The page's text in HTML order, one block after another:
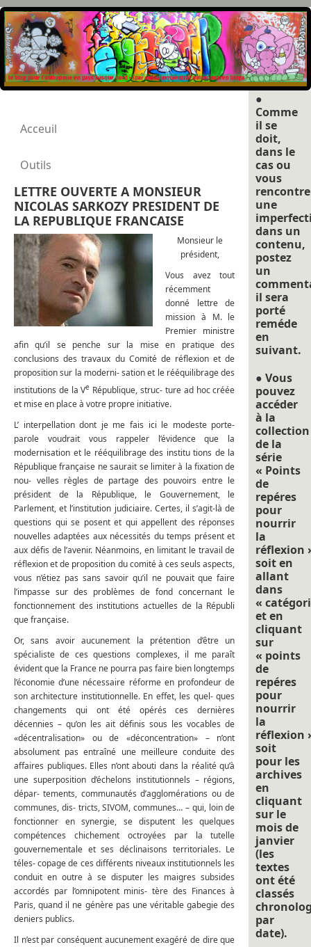
Acceuil
Outils
LETTRE OUVERTE A MONSIEUR
NICOLAS SARKOZY PRESIDENT DE
LA REPUBLIQUE FRANCAISE
Monsieur le
président,
Vous avez tout
récemment
donné lettre de
mission à M. le
Premier ministre
afin qu’il se penche sur la mise en pratique des
conclusions des travaux du Comité de réflexion et de
proposition sur la moderni- sation et le rééquilibrage des
institutions de la Ve République, struc- ture ad hoc créée
et mise en place à votre propre initiative.
L’ interpellation dont je me fais ici le modeste porte-
parole voudrait vous rappeler l’évidence que la
modernisation et le rééquilibrage des institu tions de la
République française ne saurait se limiter à la fixation de
nou- velles règles de partage des pouvoirs entre le
président de la République, le Gouvernement, le
Parlement, et l’institution judiciaire. Certes, il s’agit-là de
questions qui se posent et qui appellent des réponses
nouvelles adaptées aux nécessités du temps présent et
aux défis de l’avenir. Néanmoins, en limitant le travail de
réflexion et de proposition du comité à ces seuls aspects,
vous n’étiez pas sans savoir qu’il ne pouvait que faire
l’impasse sur des problèmes de fond concernant le
fonctionnement des institutions actuelles de la Républi
que française.
Or, sans avoir aucunement la prétention d’être un
spécialiste de ces questions complexes, il me paraît
évident que la France ne pourra pas faire bien longtemps
l’économie d’une nécessaire réforme en profondeur de
son architecture institutionnelle. En effet, les quel- ques
changements qui ont été opérés ces dernières
décennies – qu’on les ait définis sous les vocables de
«décentralisation» ou de «déconcentration» – n’ont
absolument pas entraîné une meilleure conduite des
affaires publiques. Elles n’ont abouti dans la réalité qu’à
une superposition d’échelons institutionnels – régions,
dépar- tements, communautés d’agglomérations ou de
communes, dis- tricts, SIVOM, communes… – qui, loin de
fonctionner en synergie, se disputent les quelques
compétences chichement octroyées par la tutelle
gouvernementale et ses déclinaisons territoriales. Le
téles- copage de ces différents niveaux institutionnels les
conduit en outre à se disputer les maigres subsides
accordés par l’omnipotent minis- tère des Finances à
Paris, quand il ne génère pas une véritable gabegie des
deniers publics.
Il n’est par conséquent aucunement exagéré de dire que
●
Comme
il se
doit,
dans le
cas ou
vous
une
dans un
contenu,
postez
un
il sera
porté
reméde
en
suivant.
● Vous
pouvez
accéder
à la
collection
de la
série
« Points
de
repéres
pour
nourrir
la
réflexion
soit en
allant
dans
«
et en
cliquant
sur
« points
de
repéres
pour
nourrir
la
réflexion
soit
pour les
archives
en
cliquant
sur le
mois de
janvier
(les
textes
ont été
classés
par
date).